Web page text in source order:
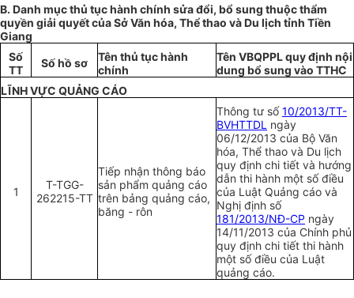
B. Danh mục thủ tục hành chính sửa đổi, bổ sung thuộc thẩm
quyền giải quyết của Sở Văn hóa, Thể thao và Du lịch tỉnh Tiền
Giang
Số
TT
Sốhồ sơ
Tên thủ tục hành
chính
Tên VBQPPL quy định nội
dung bổ sung vào TTHC
LĨNH VỰC QUẢNG CÁO
1
T-TGG-
262215-TT
Tiếp nhận thông báo
sản phẩm quảng cáo
trên bảng quảng cáo,
băng - rôn
Thông tư số10/2013/TT-
BVHTTDL ngày
06/12/2013 của Bộ Văn
hóa, Thể thao và Du lịch
quy định chi tiết và hướng
dẫn thi hành một số điều
của Luật Quảng cáo và
Nghị định số
181/2013/NĐ-CP ngày
14/11/2013 của Chính phủ
quy định chi tiết thi hành
một số điều của Luật
quảng cáo.